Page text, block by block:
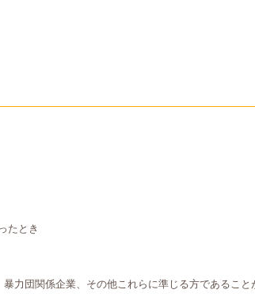
たとき
力団関係企業、その他これらに準じる方であること